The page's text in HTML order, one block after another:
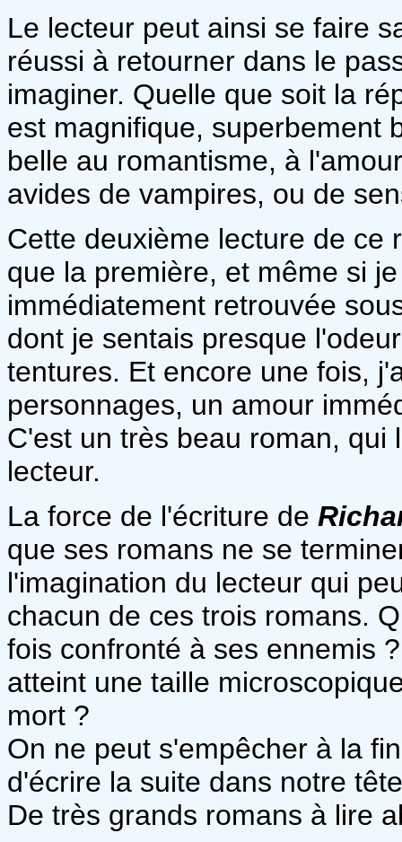
Le lecteur peut ainsi se faire
réussi à retourner dans le
imaginer. Quelle que soit la
est magnifique, superbement
belle au romantisme, à
avides de vampires, ou de
Cette deuxième lecture de ce
que la première, et même si
immédiatement retrouvée
dont je sentais presque
tentures. Et encore une fois,
personnages, un amour
C'est un très beau roman, qui
lecteur.
La force de l'écriture de
que ses romans ne se
l'imagination du lecteur qui
chacun de ces trois romans.
fois confronté à ses ennemis
atteint une taille
mort ?
On ne peut s'empêcher à la
d'écrire la suite dans notre
De très grands romans à lire